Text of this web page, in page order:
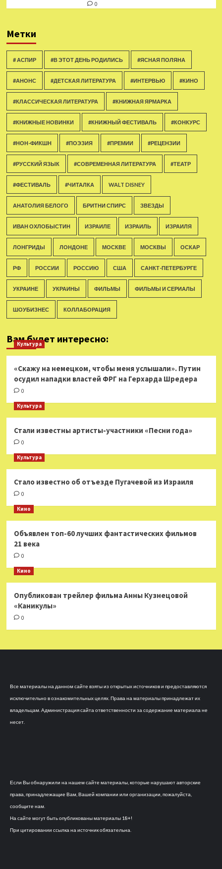
0
Метки
# АСПИР #В ЭТОТ ДЕНЬ РОДИЛИСЬ #ЯСНАЯ ПОЛЯНА
#АНОНС #ДЕТСКАЯ ЛИТЕРАТУРА #ИНТЕРВЬЮ #КИНО
#КЛАССИЧЕСКАЯ ЛИТЕРАТУРА #КНИЖНАЯ ЯРМАРКА
#КНИЖНЫЕ НОВИНКИ #КНИЖНЫЙ ФЕСТИВАЛЬ #КОНКУРС
#НОН-ФИКШН #ПОЭЗИЯ #ПРЕМИИ #РЕЦЕНЗИИ
#РУССКИЙ ЯЗЫК #СОВРЕМЕННАЯ ЛИТЕРАТУРА #ТЕАТР
#ФЕСТИВАЛЬ #ЧИТАЛКА WALT DISNEY
АНАТОЛИЯ БЕЛОГО БРИТНИ СПИРС ЗВЕЗДЫ
ИВАН ОХЛОБЫСТИН ИЗРАИЛЕ ИЗРАИЛЬ ИЗРАИЛЯ
ЛОНГРИДЫ ЛОНДОНЕ МОСКВЕ МОСКВЫ ОСКАР
РФ РОССИИ РОССИЮ США САНКТ-ПЕТЕРБУРГЕ
УКРАИНЕ УКРАИНЫ ФИЛЬМЫ ФИЛЬМЫ И СЕРИАЛЫ
ШОУБИЗНЕС КОЛЛАБОРАЦИЯ
Вам будет интересно:
Культура
«Скажу на немецком, чтобы меня услышали». Путин
осудил нападки властей ФРГ на Герхарда Шредера
0
Культура
Стали известны артисты-участники «Песни года»
0
Культура
Стало известно об отъезде Пугачевой из Израиля
0
Кино
Объявлен топ-60 лучших фантастических фильмов
21 века
0
Кино
Опубликован трейлер фильма Анны Кузнецовой
«Каникулы»
0
Все материалы на данном сайте взяты из открытых источников и предоставляются
исключительно в ознакомительных целях. Права на материалы принадлежат их
владельцам. Администрация сайта ответственности за содержание материала не
несет.
Если Вы обнаружили на нашем сайте материалы, которые нарушают авторские
права, принадлежащие Вам, Вашей компании или организации, пожалуйста,
сообщите нам.
На сайте могут быть опубликованы материалы 18+!
При цитировании ссылка на источник обязательна.